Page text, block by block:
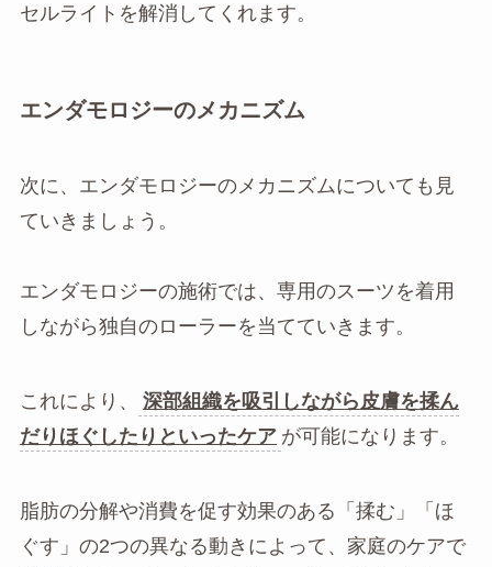
セルライトを解消してくれます。
エンダモロジーのメカニズム
次に、エンダモロジーのメカニズムについても見
ていきましょう。
エンダモロジーの施術では、専用のスーツを着用
しながら独自のローラーを当てていきます。
これにより、
深部組織を吸引しながら皮膚を揉ん
だりほぐしたりといったケア が可能になります。
脂肪の分解や消費を促す効果のある「揉む」「ほ
ぐす」の2つの異なる動きによって、家庭のケアで